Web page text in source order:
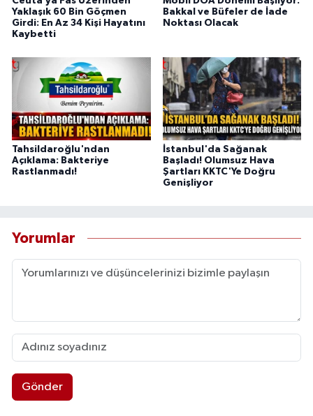
Yaklaşık 60 Bin Göçmen
Girdi: En Az 34 Kişi Hayatını
Kaybetti
Bakkal ve Büfeler de İade
Noktası Olacak
Tahsildaroğlu'ndan
Açıklama: Bakteriye
Rastlanmadı!
İstanbul'da Sağanak
Başladı! Olumsuz Hava
Şartları KKTC'Ye Doğru
Genişliyor
Yorumlar
Gönder